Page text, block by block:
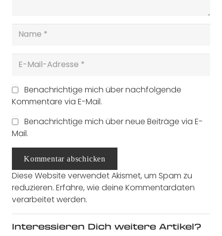
Benachrichtige mich über nachfolgende
Kommentare via E-Mail.
Benachrichtige mich über neue Beiträge via E-
Mail.
Kommentar abschicken
Diese Website verwendet Akismet, um Spam zu
reduzieren. Erfahre, wie deine Kommentardaten
verarbeitet werden.
Interessieren Dich weitere Artikel?